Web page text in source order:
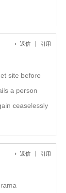
返信 引用
site before
a person
ceaselessly
返信 引用